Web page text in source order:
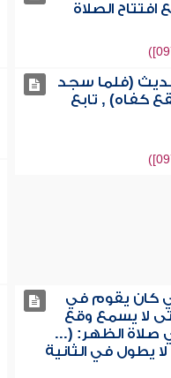
الصلاة
حديث (فلما سجد
كفاه) , تابع
كان يقوم في
لا يسمع وقع
صلاة الظهر: (...
يطول في الثانية